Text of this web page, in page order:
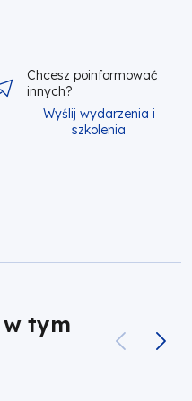
Chcesz poinformować
innych?
Wyślij wydarzenia i
szkolenia
tym